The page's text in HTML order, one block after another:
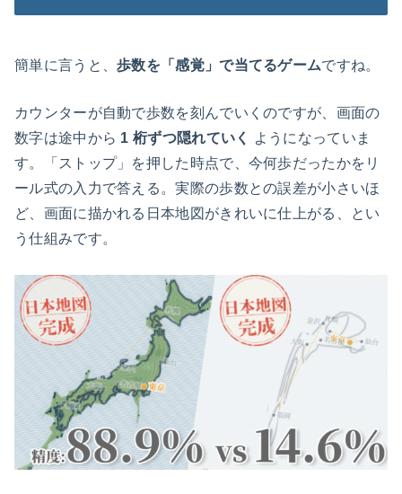
簡単に言うと、歩数を「感覚」で当てるゲームですね。
カウンターが自動で歩数を刻んでいくのですが、画面の
数字は途中から 1 桁ずつ隠れていく
ようになっていま
す。「ストップ」を押した時点で、今何歩だったかをリ
ール式の入力で答える。実際の歩数との誤差が小さいほ
ど、画面に描かれる日本地図がきれいに仕上がる、とい
う仕組みです。